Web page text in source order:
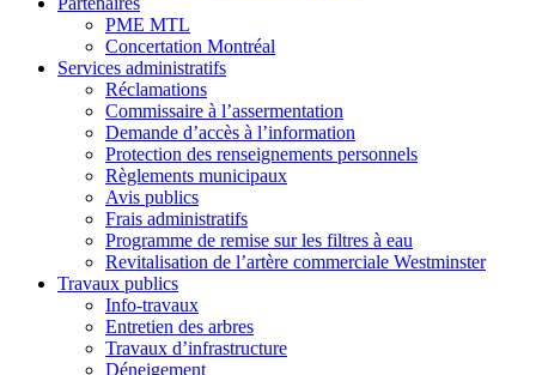
PME MTL
Concertation Montréal
Services administratifs
Réclamations
Commissaire à l’assermentation
Demande d’accès à l’information
Protection des renseignements personnels
Règlements municipaux
Avis publics
Frais administratifs
Programme de remise sur les filtres à eau
Revitalisation de l’artère commerciale Westminster
Travaux publics
Info-travaux
Entretien des arbres
Travaux d’infrastructure
Déneigement